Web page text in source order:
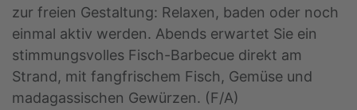
zur freien Gestaltung: Relaxen, baden oder noch
einmal aktiv werden. Abends erwartet Sie ein
stimmungsvolles Fisch-Barbecue direkt am
Strand, mit fangfrischem Fisch, Gemüse und
madagassischen Gewürzen. (F/A)